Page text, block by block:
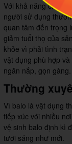
Với khả năng chứa
người sử dụng
quan tâm đến trọng
giảm tuổi thọ của
khỏe vì phải tình
vật dụng phù hợp
ngăn nắp, gọn gàng.
Thường
Vì balo là vật dụng
tiếp xúc với nhiều
vệ sinh balo định kì
tươi sáng như mới.